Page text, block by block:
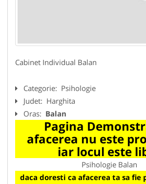
Cabinet Individual Balan
Categorie: Psihologie
Judet: Harghita
Oras: Balan
Pagina
afacerea nu este
iar locul este
Psihologie Balan
daca doresti ca afacerea ta sa fie